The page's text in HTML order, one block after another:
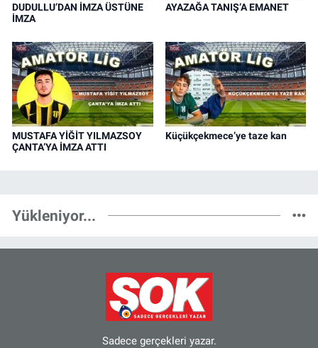
DUDULLU’DAN İMZA ÜSTÜNE
İMZA
AYAZAĞA TANIŞ’A EMANET
MUSTAFA YİĞİT YILMAZSOY
ÇANTA’YA İMZA ATTI
Küçükçekmece’ye taze kan
Yükleniyor...
Sadece gerçekleri yazar.